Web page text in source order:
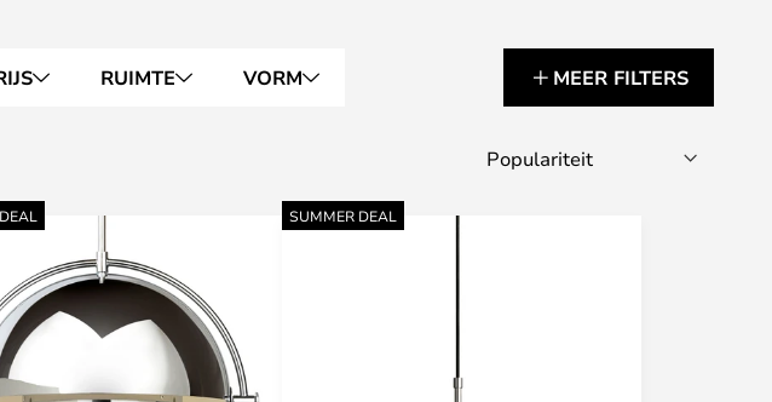
RUIMTE VORM MEER FILTERS
SUMMER DEAL